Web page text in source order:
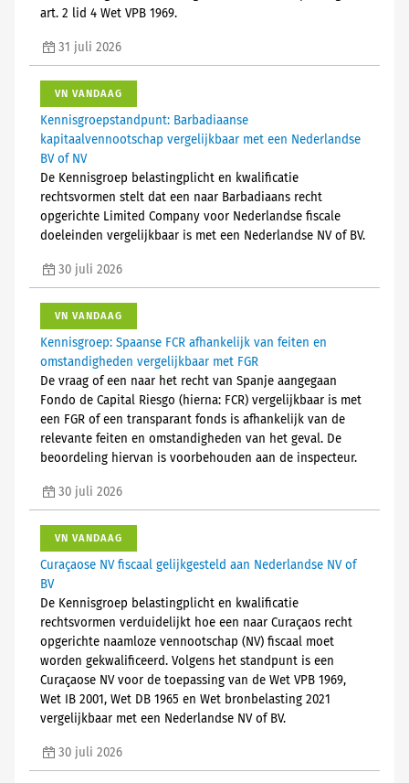
art. 2 lid 4 Wet VPB 1969.
31 juli 2026
VN VANDAAG
Kennisgroepstandpunt: Barbadiaanse
kapitaalvennootschap vergelijkbaar met een Nederlandse
BV of NV
De Kennisgroep belastingplicht en kwalificatie
rechtsvormen stelt dat een naar Barbadiaans recht
opgerichte Limited Company voor Nederlandse fiscale
doeleinden vergelijkbaar is met een Nederlandse NV of BV.
30 juli 2026
VN VANDAAG
Kennisgroep: Spaanse FCR afhankelijk van feiten en
omstandigheden vergelijkbaar met FGR
De vraag of een naar het recht van Spanje aangegaan
Fondo de Capital Riesgo (hierna: FCR) vergelijkbaar is met
een FGR of een transparant fonds is afhankelijk van de
relevante feiten en omstandigheden van het geval. De
beoordeling hiervan is voorbehouden aan de inspecteur.
30 juli 2026
VN VANDAAG
Curaçaose NV fiscaal gelijkgesteld aan Nederlandse NV of
BV
De Kennisgroep belastingplicht en kwalificatie
rechtsvormen verduidelijkt hoe een naar Curaçaos recht
opgerichte naamloze vennootschap (NV) fiscaal moet
worden gekwalificeerd. Volgens het standpunt is een
Curaçaose NV voor de toepassing van de Wet VPB 1969,
Wet IB 2001, Wet DB 1965 en Wet bronbelasting 2021
vergelijkbaar met een Nederlandse NV of BV.
30 juli 2026